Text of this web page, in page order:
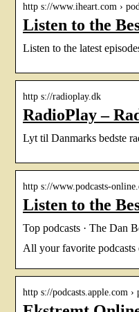
http s://www.iheart.com ›
Listen to the
Listen to the latest
http s://radioplay.dk
RadioPlay –
Lyt til Danmarks bedste
http s://www.podcasts-
Listen to the
Top podcasts · The Dan
All your favorite podcasts
http s://podcasts.apple.com ›